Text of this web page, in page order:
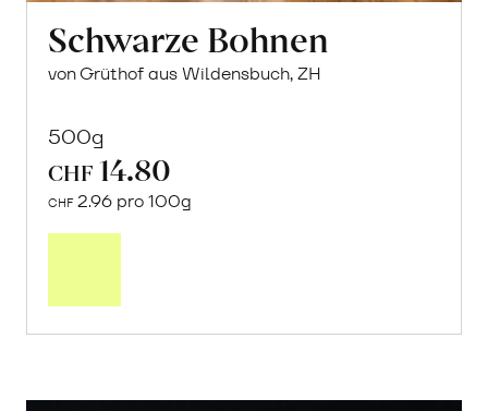
Schwarze Bohnen
von Grüthof aus Wildensbuch, ZH
500g
CHF 14.80
CHF 2.96 pro 100g